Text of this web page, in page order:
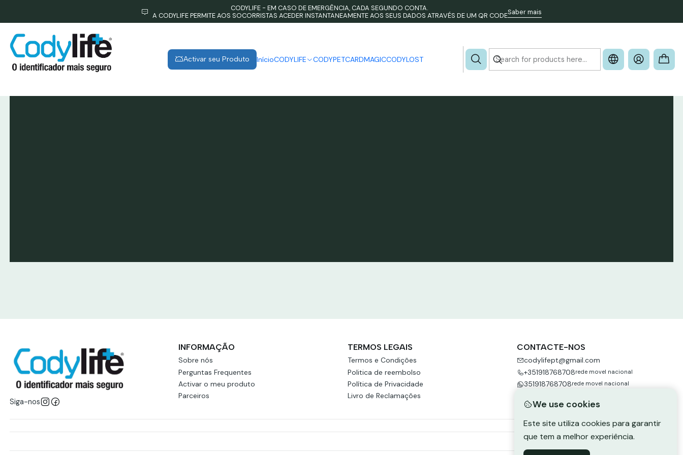
Activar seu Produto InícioCODYLIFE CODYPETCARDMAGICCODYLOST
CODYLIFE - EM CASO DE EMERGÊNCIA, CADA SEGUNDO CONTA.
A CODYLIFE PERMITE AOS SOCORRISTAS ACEDER INSTANTANEAMENTE AOS SEUS DADOS ATRAVÉS DE UM QR CODESaber mais
Siga-nos
INFORMAÇÃO
Sobre nós
Perguntas Frequentes
Activar o meu produto
Parceiros
TERMOS LEGAIS
Termos e Condições
Politica de reembolso
Política de Privacidade
Livro de Reclamações
CONTACTE-NOS
codylifept@gmail.com
+351918768708rede movel nacional
351918768708rede movel nacional
We use cookies
Este site utiliza cookies para garantir
que tem a melhor experiência.